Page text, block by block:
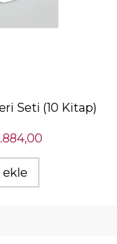
Seti (10 Kitap)
ekle